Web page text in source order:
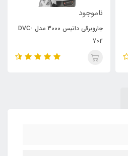
ناموجود
جاروبرقی داتیس 3000 مدل DVC-
702